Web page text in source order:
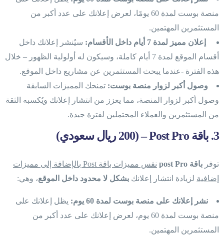
منصة بوست لمدة 60 يومًا، لعرض إعلانك على عدد أكبر من
المستثمرين المهتمين.
إعلان مميز لمدة 7 أيام داخل الأقسام:
سيُنشر إعلانك داخل
أقسام الموقع لمدة 7 أيام كاملة، وسيكون له أولولية الظهور – خلال
هذه الفترة -عندما يبحث المستثمرين عن مشاريع داخل الموقع.
وصول أكبر لزوار منصة بوست: تمنحك المميزات السابقة
وصول أكبر لزوار المنصة، مما يعزز من انتشار إعلانك ويُكسبه الثقة
من المستثمرين والعملاء المحتملين لفترة جيدة.
3. باقة Post Pro – (200 ريال سعودي)
توفر باقة post Pro
نفس مميزات باقة Post بالإضافة إلى مميزات
إضافية لزيادة انتشار إعلانك بشكل لا محدود داخل الموقع، وهي:
نشر إعلانك على منصة بوست لمدة 60 يوم:
يظل إعلانك على
منصة بوست لمدة 60 يوم، لعرض إعلانك على عدد أكبر من
المستثمرين المهتمين.